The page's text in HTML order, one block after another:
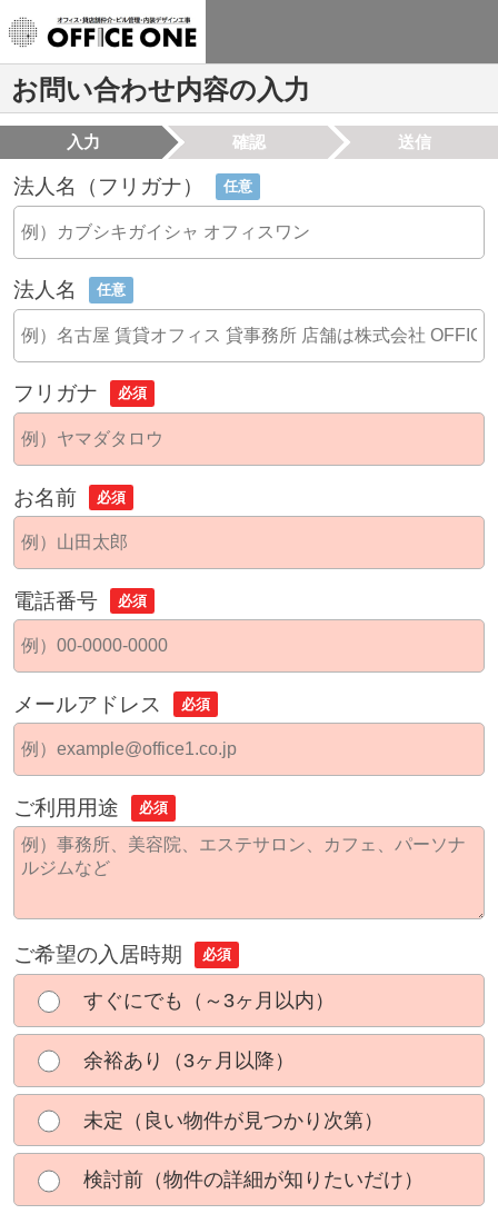
お問い合わせ内容の入力
入力 確認 送信
法人名（フリガナ） 任意
法人名 任意
フリガナ 必須
お名前 必須
電話番号 必須
メールアドレス 必須
ご利用用途 必須
ご希望の入居時期 必須
すぐにでも（～3ヶ月以内）
余裕あり（3ヶ月以降）
未定（良い物件が見つかり次第）
検討前（物件の詳細が知りたいだけ）